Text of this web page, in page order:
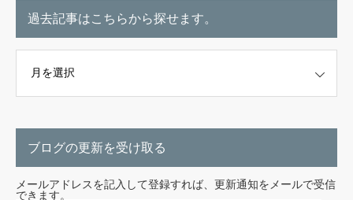
過去記事はこちらから探せます。
ブログの更新を受け取る
メールアドレスを記入して登録すれば、更新通知をメールで受信
できます。